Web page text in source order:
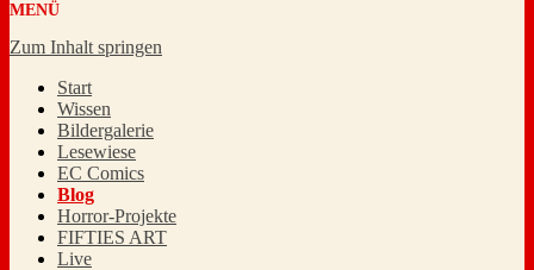
MENÜ
Zum Inhalt springen
Start
Wissen
Bildergalerie
Lesewiese
EC Comics
Blog
Horror-Projekte
FIFTIES ART
Live